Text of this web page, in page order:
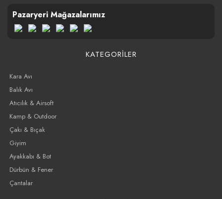
Pazaryeri Mağazalarımız
KATEGORİLER
Kara Avı
Balık Avı
Atıcılık & Airsoft
Kamp & Outdoor
Çakı & Bıçak
Giyim
Ayakkabı & Bot
Dürbün & Fener
Çantalar